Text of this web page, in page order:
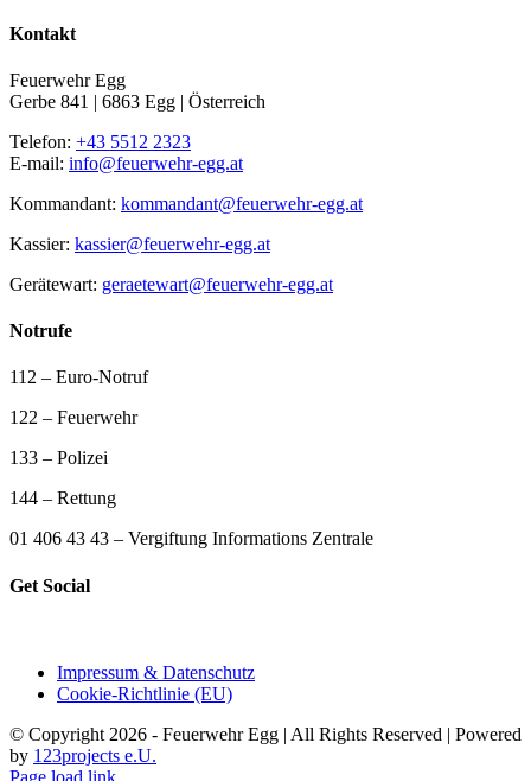
Kontakt
Feuerwehr Egg
Gerbe 841 | 6863 Egg | Österreich
Telefon: +43 5512 2323
E-mail: info@feuerwehr-egg.at
Kommandant: kommandant@feuerwehr-egg.at
Kassier: kassier@feuerwehr-egg.at
Gerätewart: geraetewart@feuerwehr-egg.at
Notrufe
112 – Euro-Notruf
122 – Feuerwehr
133 – Polizei
144 – Rettung
01 406 43 43 – Vergiftung Informations Zentrale
Get Social
Impressum & Datenschutz
Cookie-Richtlinie (EU)
© Copyright 2026 - Feuerwehr Egg | All Rights Reserved | Powered
by 123projects e.U.
Page load link